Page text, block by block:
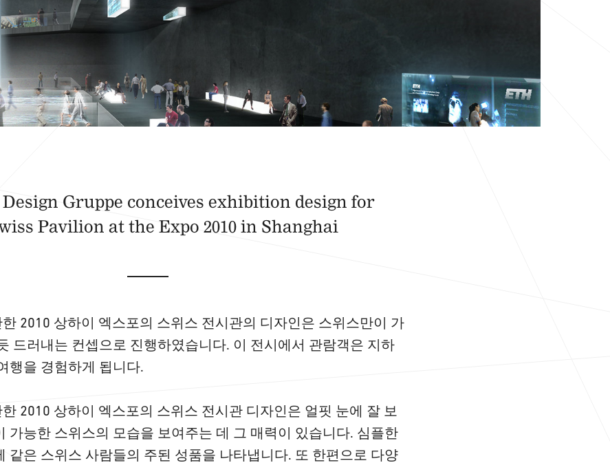
Gruppe conceives exhibition design for
Pavilion at the Expo 2010 in Shanghai
2010 상하이 엑스포의 스위스 전시관의 디자인은 스위스만이 가
드러내는 컨셉으로 진행하였습니다. 이 전시에서 관람객은 지하
행을 경험하게 됩니다.
2010 상하이 엑스포의 스위스 전시관 디자인은 얼핏 눈에 잘 보
가능한 스위스의 모습을 보여주는 데 그 매력이 있습니다. 심플한
같은 스위스 사람들의 주된 성품을 나타냅니다. 또 한편으로 다양